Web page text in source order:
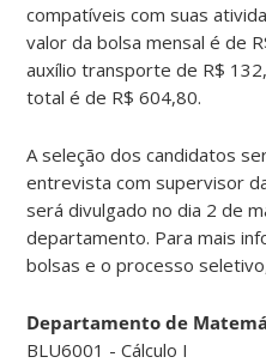
compatíveis com suas
valor da bolsa mensal é de
auxílio transporte de R$
total é de R$ 604,80.
A seleção dos candidatos
entrevista com supervisor
será divulgado no dia 2 de
departamento. Para mais
bolsas e o processo
Departamento de
BLU6001 - Cálculo I